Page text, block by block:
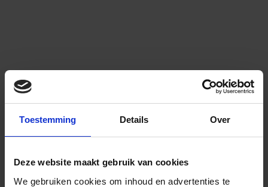
Toestemming Details Over
Deze website maakt gebruik van cookies
We gebruiken cookies om inhoud en advertenties te